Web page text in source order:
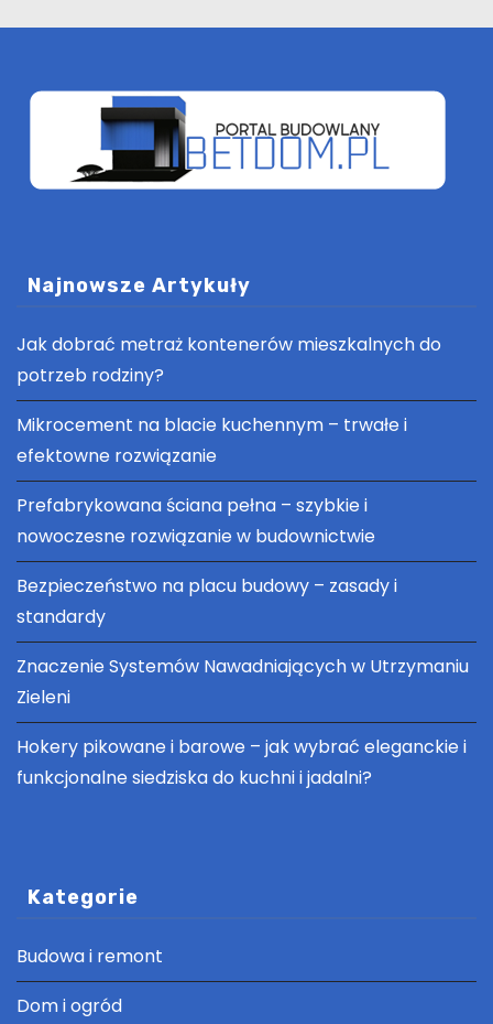
Najnowsze Artykuły
Jak dobrać metraż kontenerów mieszkalnych do
potrzeb rodziny?
Mikrocement na blacie kuchennym – trwałe i
efektowne rozwiązanie
Prefabrykowana ściana pełna – szybkie i
nowoczesne rozwiązanie w budownictwie
Bezpieczeństwo na placu budowy – zasady i
standardy
Znaczenie Systemów Nawadniających w Utrzymaniu
Zieleni
Hokery pikowane i barowe – jak wybrać eleganckie i
funkcjonalne siedziska do kuchni i jadalni?
Kategorie
Budowa i remont
Dom i ogród